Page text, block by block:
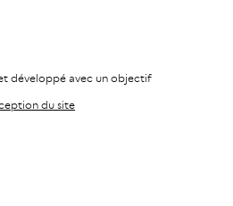
développé avec un objectif
du site